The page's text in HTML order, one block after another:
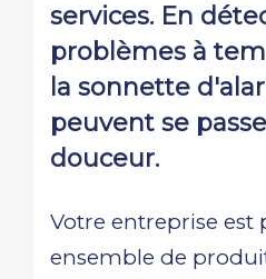
services. En
problèmes à
la sonnette
peuvent se
douceur.
Votre entreprise est
ensemble de